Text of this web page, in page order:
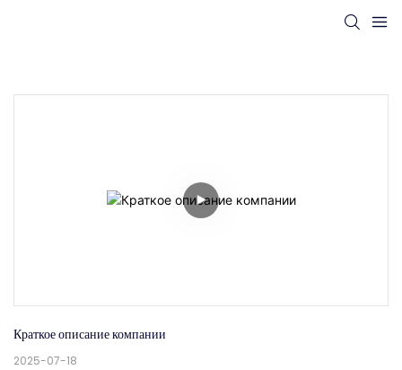
Краткое описание компании
2025-07-18